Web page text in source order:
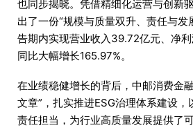
也同步揭晓。凭借精细化运营与创新
出了一份“规模与质量双升、责任与
告期内实现营业收入39.72亿元、净
同比大幅增长165.97%。
在业绩稳健增长的背后，中邮消费金
文章”，扎实推进ESG治理体系建设
责任担当，为行业高质量发展提供了